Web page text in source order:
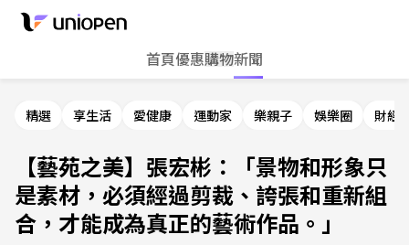
首頁優惠購物新聞
精選 享生活 愛健康 運動家 樂親子 娛樂圈 財經
【藝苑之美】張宏彬：「景物和形象只
是素材，必須經過剪裁、誇張和重新組
合，才能成為真正的藝術作品。」